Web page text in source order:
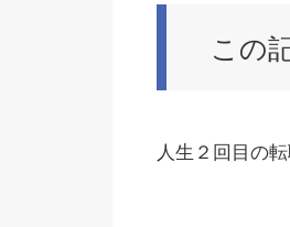
この
人生２回目の